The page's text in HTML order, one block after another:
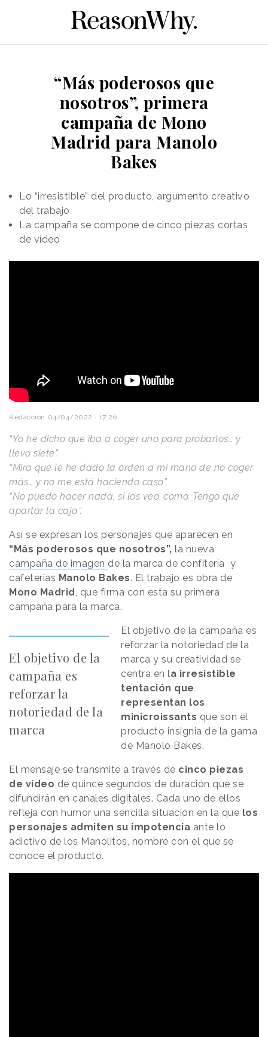
“Más poderosos que
nosotros”, primera
campaña de Mono
Madrid para Manolo
Bakes
Lo “irresistible” del producto, argumento creativo
del trabajo
La campaña se compone de cinco piezas cortas
de vídeo
Redacción 04/04/2022 · 17:26
“Yo he dicho que iba a coger uno para probarlos… y
llevo siete”.
“Mira que le he dado la orden a mi mano de no coger
más… y no me está haciendo caso”.
“No puedo hacer nada, si los veo, como. Tengo que
apartar la caja”.
Así se expresan los personajes que aparecen en
“Más poderosos que nosotros”, la nueva
campaña de imagen de la marca de confitería y
cafeterías Manolo Bakes. El trabajo es obra de
Mono Madrid, que firma con esta su primera
campaña para la marca.
El objetivo de la
campaña es
reforzar la
notoriedad de la
marca
El objetivo de la campaña es
reforzar la notoriedad de la
marca y su creatividad se
centra en la irresistible
tentación que
representan los
minicroissants que son el
producto insignia de la gama
de Manolo Bakes.
El mensaje se transmite a través de cinco piezas
de vídeo de quince segundos de duración que se
difundirán en canales digitales. Cada uno de ellos
refleja con humor una sencilla situación en la que los
personajes admiten su impotencia ante lo
adictivo de los Manolitos, nombre con el que se
conoce el producto.